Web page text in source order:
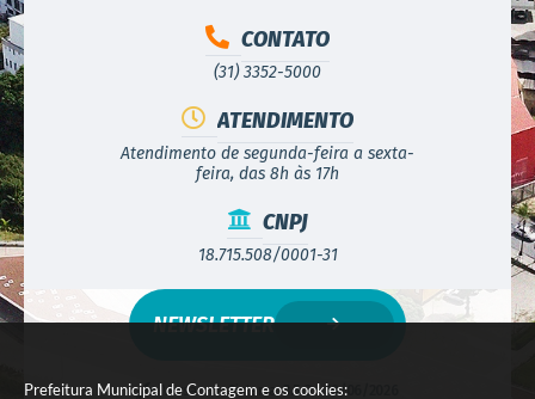
Prefeitura Municipal de Contagem e os cookies:
CONTATO
(31) 3352-5000
ATENDIMENTO
Atendimento de segunda-feira a sexta-
feira, das 8h às 17h
CNPJ
18.715.508/0001-31
Versão do Sistema:3.5.3 - 19/06/2026
NEWSLETTER